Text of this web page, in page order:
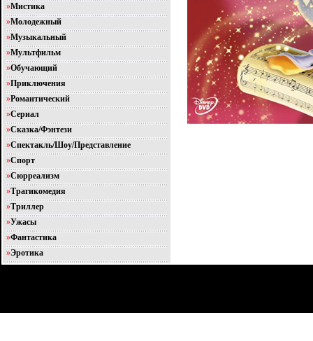
»Мистика
»Молодежный
»Музыкальный
»Мультфильм
»Обучающий
»Приключения
»Романтический
»Сериал
»Сказка/Фэнтези
»Спектакль/Шоу/Представление
»Спорт
»Сюрреализм
»Трагикомедия
»Триллер
»Ужасы
»Фантастика
»Эротика